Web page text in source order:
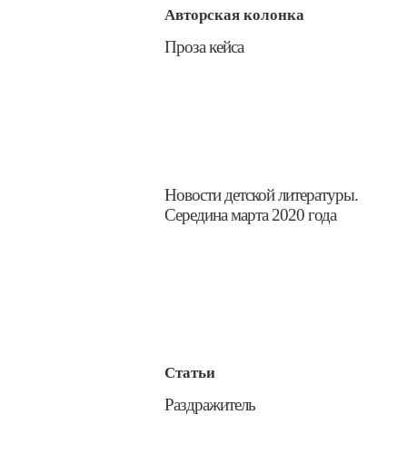
Авторская колонка
​Проза кейса
​Новости детской литературы.
Середина марта 2020 года
Статьи
​Раздражитель